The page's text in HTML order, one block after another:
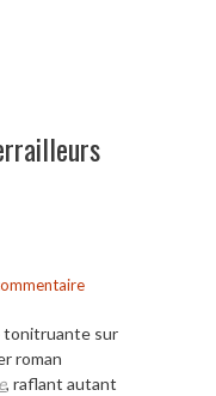
tonitruante sur
roman
, raflant autant